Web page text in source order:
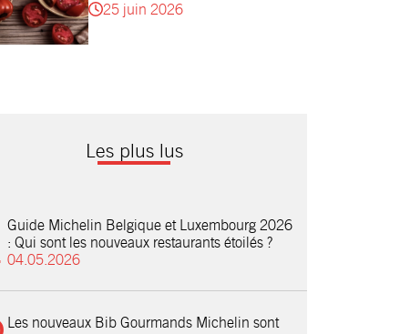
25 juin 2026
Les plus lus
Guide Michelin Belgique et Luxembourg 2026
: Qui sont les nouveaux restaurants étoilés ?
04.05.2026
Les nouveaux Bib Gourmands Michelin sont